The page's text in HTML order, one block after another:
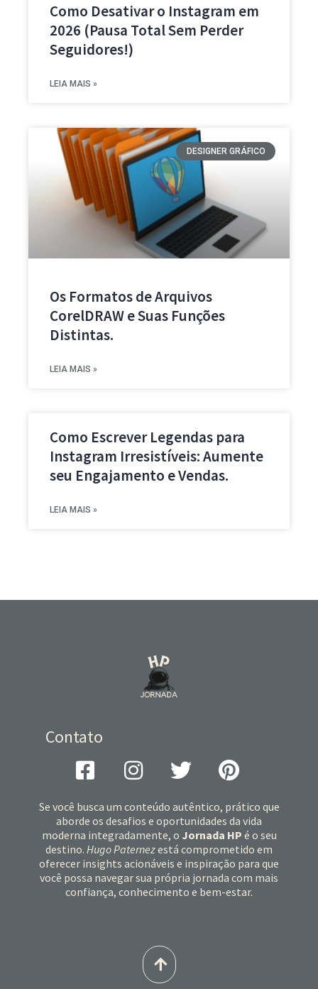
Como Desativar o Instagram em
2026 (Pausa Total Sem Perder
Seguidores!)
LEIA MAIS »
DESIGNER GRÁFICO
Os Formatos de Arquivos
CorelDRAW e Suas Funções
Distintas.
LEIA MAIS »
Como Escrever Legendas para
Instagram Irresistíveis: Aumente
seu Engajamento e Vendas.
LEIA MAIS »
Contato
Se você busca um conteúdo autêntico, prático que
aborde os desafios e oportunidades da vida
moderna integradamente, o Jornada HP é o seu
destino. Hugo Paternezestá comprometido em
oferecer insights acionáveis e inspiração para que
você possa navegar sua própria jornada com mais
confiança, conhecimento e bem-estar.